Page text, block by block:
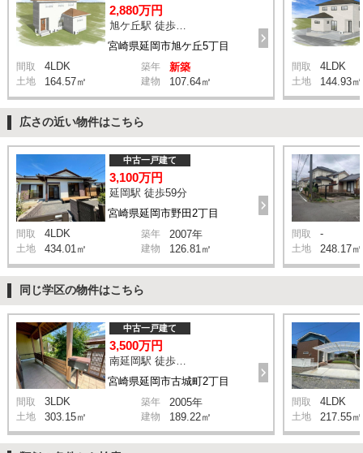
宮崎県延岡市旭ケ丘5丁目
2,880万円
間取 4LDK 築年 新築
土地 164.57㎡ 建物 107.64㎡
間取 4LDK
土地 144.93㎡
広さの近い物件はこちら
宮崎県延岡市野田2丁目
中古一戸建て
3,100万円
延岡駅 徒歩59分
間取 4LDK 築年 2007年
土地 434.01㎡ 建物 126.81㎡
間取 -
土地 248.17㎡
同じ学区の物件はこちら
宮崎県延岡市古城町2丁目
中古一戸建て
3,500万円
間取 3LDK 築年 2005年
土地 303.15㎡ 建物 189.22㎡
間取 4LDK
土地 217.55㎡